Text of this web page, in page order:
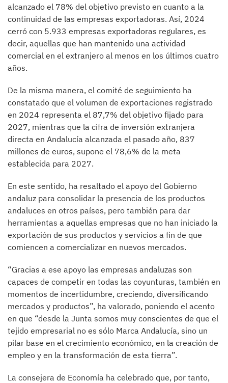
alcanzado el 78% del objetivo previsto en cuanto a la
continuidad de las empresas exportadoras. Así, 2024
cerró con 5.933 empresas exportadoras regulares, es
decir, aquellas que han mantenido una actividad
comercial en el extranjero al menos en los últimos cuatro
años.
De la misma manera, el comité de seguimiento ha
constatado que el volumen de exportaciones registrado
en 2024 representa el 87,7% del objetivo fijado para
2027, mientras que la cifra de inversión extranjera
directa en Andalucía alcanzada el pasado año, 837
millones de euros, supone el 78,6% de la meta
establecida para 2027.
En este sentido, ha resaltado el apoyo del Gobierno
andaluz para consolidar la presencia de los productos
andaluces en otros países, pero también para dar
herramientas a aquellas empresas que no han iniciado la
exportación de sus productos y servicios a fin de que
comiencen a comercializar en nuevos mercados.
“Gracias a ese apoyo las empresas andaluzas son
capaces de competir en todas las coyunturas, también en
momentos de incertidumbre, creciendo, diversificando
mercados y productos”, ha valorado, poniendo el acento
en que “desde la Junta somos muy conscientes de que el
tejido empresarial no es sólo Marca Andalucía, sino un
pilar base en el crecimiento económico, en la creación de
empleo y en la transformación de esta tierra”.
La consejera de Economía ha celebrado que, por tanto,